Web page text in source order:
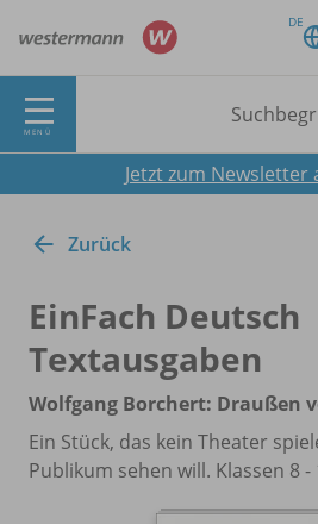
DE
MENÜ
Jetzt zum Newsletter
Zurück
EinFach Deutsch
Textausgaben
Wolfgang Borchert: Draußen
Ein Stück, das kein Theater
Publikum sehen will. Klassen 8 -